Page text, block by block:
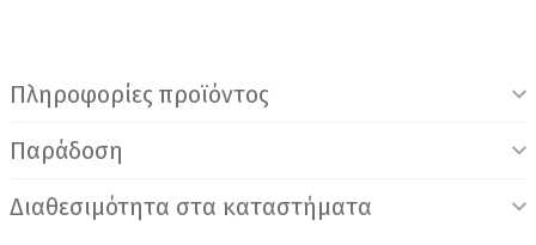
Πληροφορίες προϊόντος
Παράδοση
Διαθεσιμότητα στα καταστήματα